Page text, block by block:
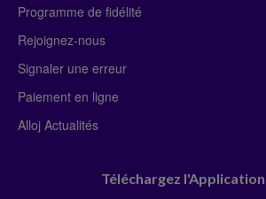
Programme de fidélité
Rejoignez-nous
Signaler une erreur
Paiement en ligne
Alloj Actualités
Téléchargez